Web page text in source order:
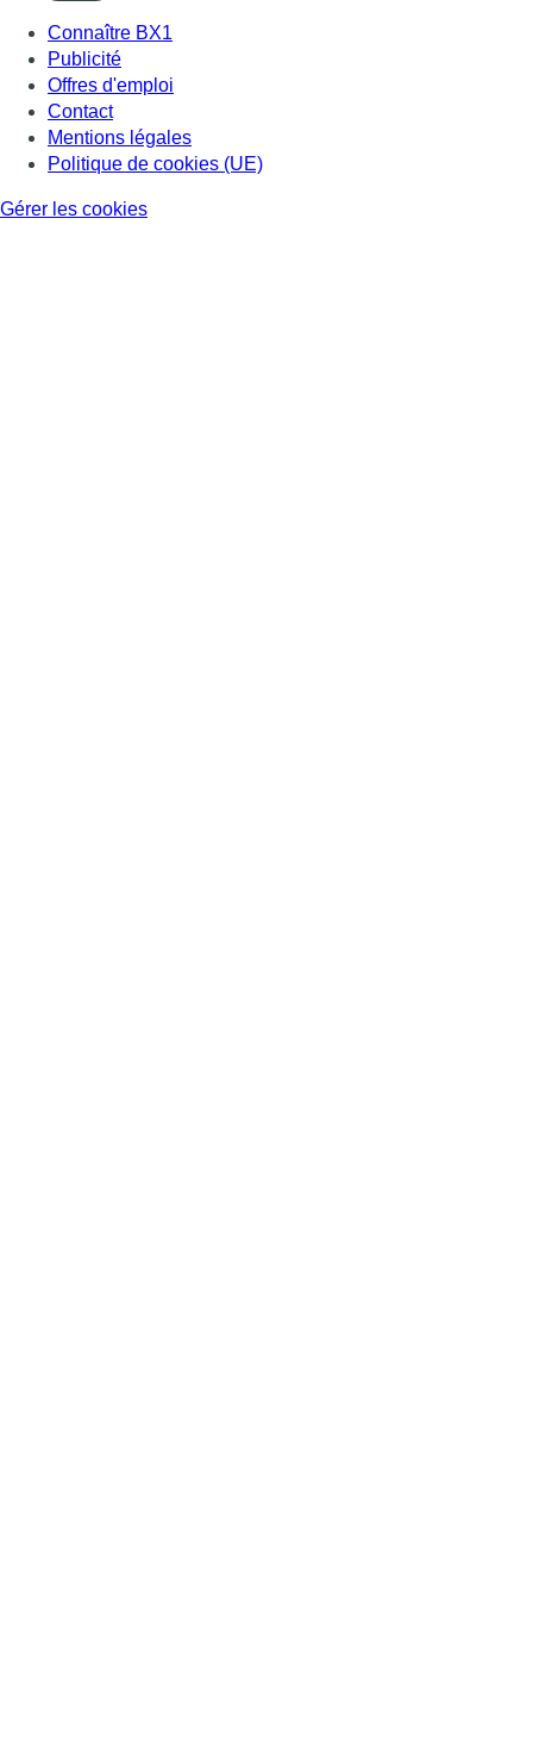
Connaître BX1
Publicité
Offres d'emploi
Contact
Mentions légales
Politique de cookies (UE)
Gérer les cookies